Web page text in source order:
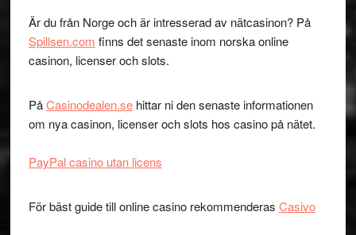
Är du från Norge och är intresserad av nätcasinon? På
Spillsen.com finns det senaste inom norska online
casinon, licenser och slots.
PåCasinodealen.sehittar ni den senaste informationen
om nya casinon, licenser och slots hos casino på nätet.
PayPal casino utan licens
För bäst guide till online casino rekommenderas Casivo